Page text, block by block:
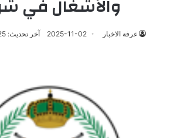
والأشغال في
غرفة الاخبار 2025-11-02 آخر تحديث: 2025-11-02